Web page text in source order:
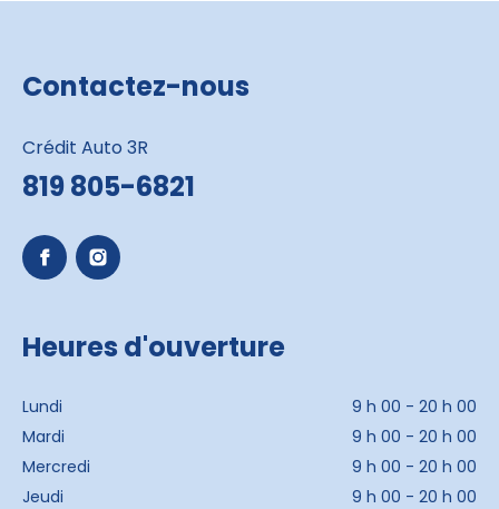
Contactez-nous
Crédit Auto 3R
819 805-6821
Heures d'ouverture
Lundi
9 h 00 - 20 h 00
Mardi
9 h 00 - 20 h 00
Mercredi
9 h 00 - 20 h 00
Jeudi
9 h 00 - 20 h 00